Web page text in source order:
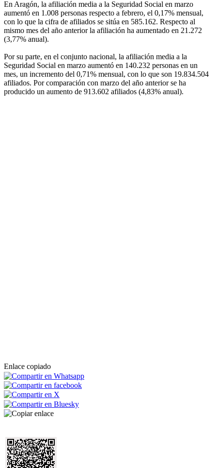
En Aragón, la afiliación media a la Seguridad Social en marzo
aumentó en 1.008 personas respecto a febrero, el 0,17% mensual,
con lo que la cifra de afiliados se sitúa en 585.162. Respecto al
mismo mes del año anterior la afiliación ha aumentado en 21.272
(3,77% anual).
Por su parte, en el conjunto nacional, la afiliación media a la
Seguridad Social en marzo aumentó en 140.232 personas en un
mes, un incremento del 0,71% mensual, con lo que son 19.834.504
afiliados. Por comparación con marzo del año anterior se ha
producido un aumento de 913.602 afiliados (4,83% anual).
Enlace copiado